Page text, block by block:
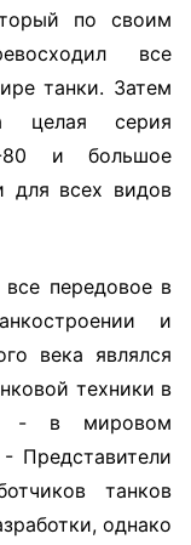
по своим
все
танки. Затем
целая серия
80 и большое
для всех видов
передовое в
и
века являлся
техники в
- в мировом
Представители
танков
однако